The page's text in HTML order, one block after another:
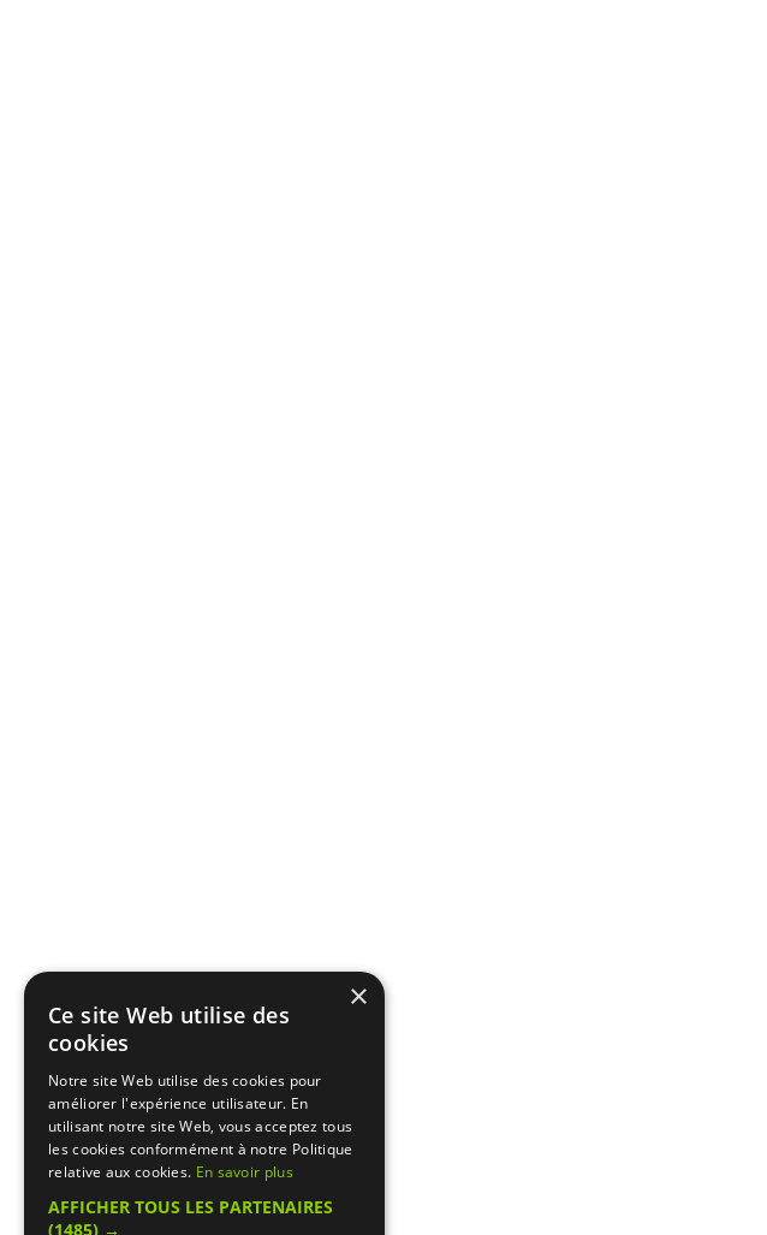
×
Ce site Web utilise des
cookies
Notre site Web utilise des cookies pour
améliorer l'expérience utilisateur. En
utilisant notre site Web, vous acceptez tous
les cookies conformément à notre Politique
relative aux cookies. En savoir plus
AFFICHER TOUS LES PARTENAIRES
(1485) →